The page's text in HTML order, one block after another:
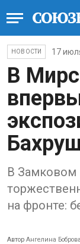
НОВОСТИ 17
В
В Замковом
на фронте:
Автор Ангелина Боброва